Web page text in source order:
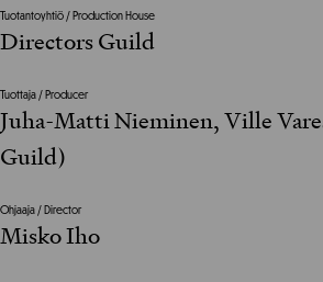
Tuotantoyhtiö / Production House
Directors Guild
Tuottaja / Producer
Juha-Matti Nieminen, Ville
Guild)
Ohjaaja / Director
Misko Iho